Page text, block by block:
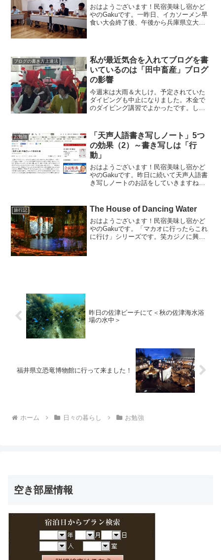
おはようございます！民宿美味し宿かど
やのGakuです。一昨日、イカソーメン早
食い大会終了後、午後から兵庫県立大学
あります！基調講演と...
ブログの書き方上達法
私が最近気合を入れてブログを書
いているのは「田中畜産」ブログ
の影響
今週末は大雨＆大しけ。予定されていた
ダイビングも中止になりました。木金で
のダイビング講習でよかったです。しか
と言わないといけないらしい。窒素酔い
のことはガス昏睡と言わな...
お勉強
「天声人語書き写しノート」5つ
の効果（2）～書き写しは「行
動」
おはようございます！民宿美味し宿かど
やのGakuです。昨日に続いて天声人語書
き写しノートのお話をしていきますね。
「型」がある ・意外とひらがなが多い ・
旅行記 The House of Dancing Water
おはようございます！民宿美味し宿かど
やのGakuです。「マカオに行ったらこれ
に行け」シリーズです。笑カジノに興味
昨日の佐津ビーチにて＜秋の佐津海水浴
場の水中＞
福井県立恐竜博物館に行って来ました！
ホーム 日々の暮らし お勉強
空き部屋情報